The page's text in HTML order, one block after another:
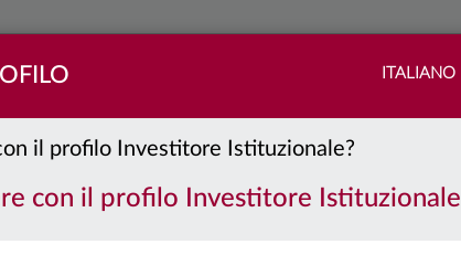
ITALIANO
il profilo Investitore Istituzionale?
con il profilo Investitore Istituzionale